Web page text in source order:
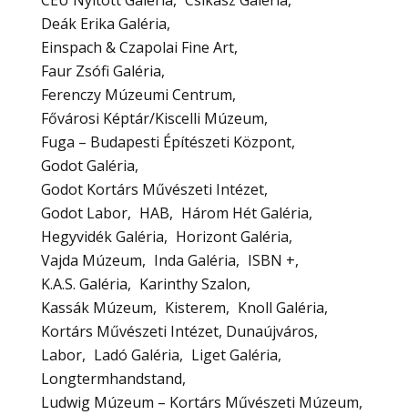
Deák Erika Galéria
Einspach & Czapolai Fine Art
Faur Zsófi Galéria
Ferenczy Múzeumi Centrum
Fővárosi Képtár/Kiscelli Múzeum
Fuga – Budapesti Építészeti Központ
Godot Galéria
Godot Kortárs Művészeti Intézet
Godot Labor
HAB
Három Hét Galéria
Hegyvidék Galéria
Horizont Galéria
Vajda Múzeum
Inda Galéria
ISBN +
K.A.S. Galéria
Karinthy Szalon
Kassák Múzeum
Kisterem
Knoll Galéria
Kortárs Művészeti Intézet, Dunaújváros
Labor
Ladó Galéria
Liget Galéria
Longtermhandstand
Ludwig Múzeum – Kortárs Művészeti Múzeum